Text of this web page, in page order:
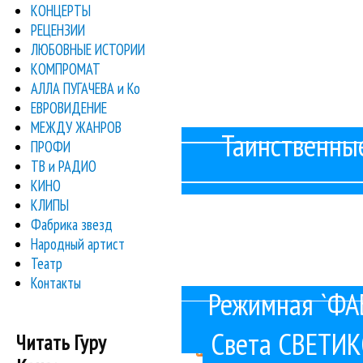
Режимная
Света
Страницы
« первая ‹
КОНЦЕРТЫ
РЕЦЕНЗИИ
ЛЮБОВНЫЕ ИСТОРИИ
КОМПРОМАТ
АЛЛА ПУГАЧЕВА и Ко
ЕВРОВИДЕНИЕ
МЕЖДУ ЖАНРОВ
ПРОФИ
ТВ и РАДИО
КИНО
КЛИПЫ
Фабрика звезд
Народный артист
Театр
Контакты
Читать Гуру